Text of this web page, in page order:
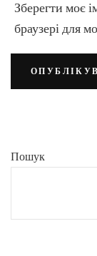
Зберегти моє
браузері для
Пошук